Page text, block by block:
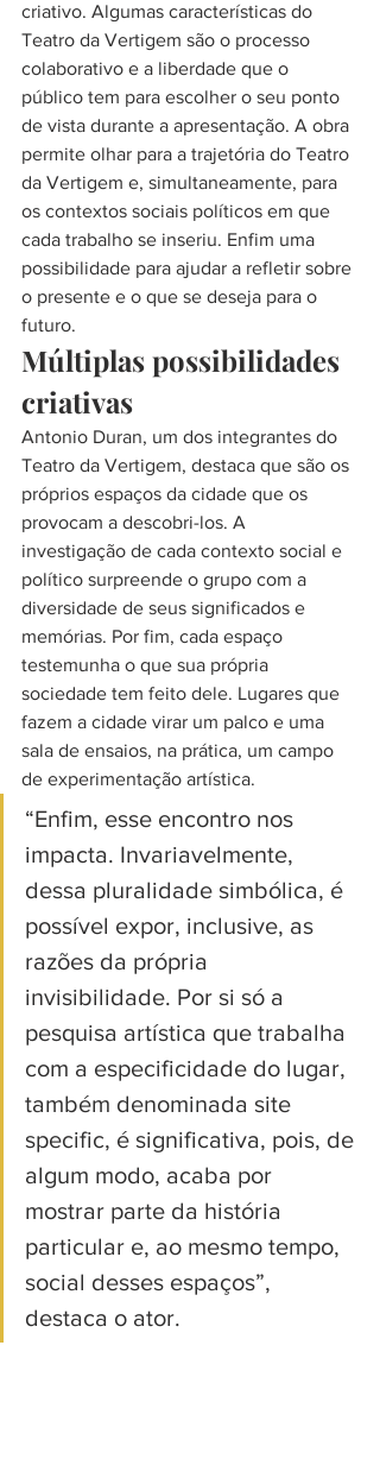
criativo. Algumas características do
Teatro da Vertigem são o processo
colaborativo e a liberdade que o
público tem para escolher o seu ponto
de vista durante a apresentação. A obra
permite olhar para a trajetória do Teatro
da Vertigem e, simultaneamente, para
os contextos sociais políticos em que
cada trabalho se inseriu. Enfim uma
possibilidade para ajudar a refletir sobre
o presente e o que se deseja para o
futuro.
Múltiplas possibilidades
criativas
Antonio Duran, um dos integrantes do
Teatro da Vertigem, destaca que são os
próprios espaços da cidade que os
provocam a descobri-los. A
investigação de cada contexto social e
político surpreende o grupo com a
diversidade de seus significados e
memórias. Por fim, cada espaço
testemunha o que sua própria
sociedade tem feito dele. Lugares que
fazem a cidade virar um palco e uma
sala de ensaios, na prática, um campo
de experimentação artística.
“Enfim, esse encontro nos
impacta. Invariavelmente,
dessa pluralidade simbólica, é
possível expor, inclusive, as
razões da própria
invisibilidade. Por si só a
pesquisa artística que trabalha
com a especificidade do lugar,
também denominada site
specific, é significativa, pois, de
algum modo, acaba por
mostrar parte da história
particular e, ao mesmo tempo,
social desses espaços”,
destaca o ator.